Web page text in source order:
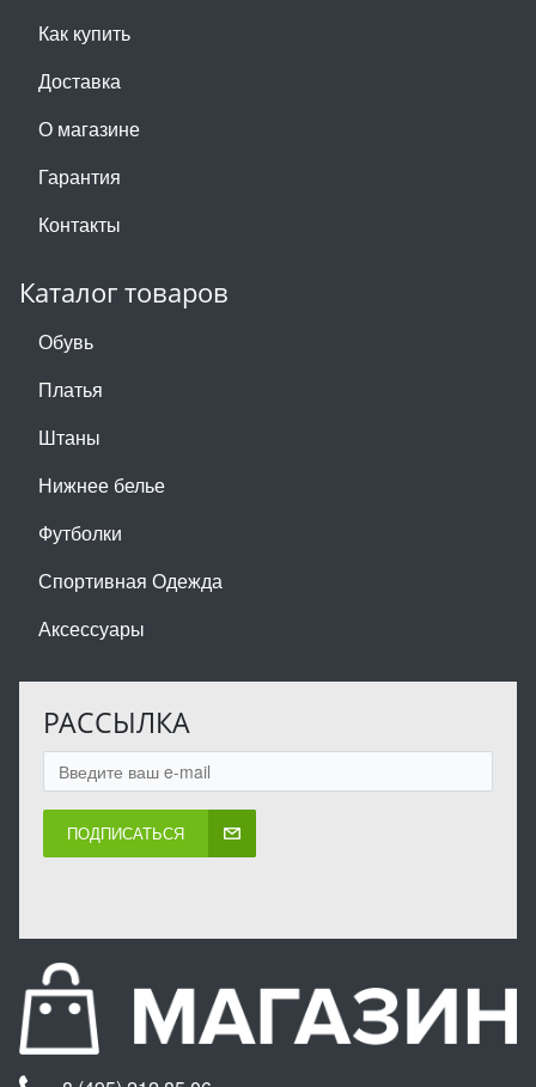
Как купить
Доставка
О магазине
Гарантия
Контакты
Каталог товаров
Обувь
Платья
Штаны
Нижнее белье
Футболки
Спортивная Одежда
Аксессуары
РАССЫЛКА
ПОДПИСАТЬСЯ